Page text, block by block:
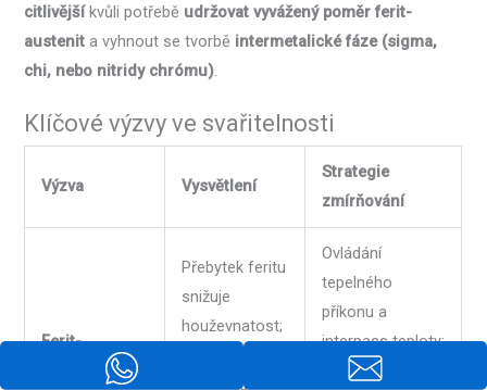
citlivějšíkvůli potřebě udržovat vyvážený poměr ferit-
austenit a vyhnout se tvorbě intermetalické fáze (sigma,
chi, nebo nitridy chrómu).
Klíčové výzvy ve svařitelnosti
Výzva Vysvětlení
Strategie
zmírňování
Ferit-
austenitová
Přebytek feritu
snižuje
houževnatost;
austenitu
Ovládání
tepelného
příkonu a
interpass teploty;
vyberte vhodný